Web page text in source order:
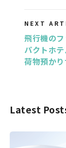
NEXT
飛行機の
パクトホ
荷物預か
Latest